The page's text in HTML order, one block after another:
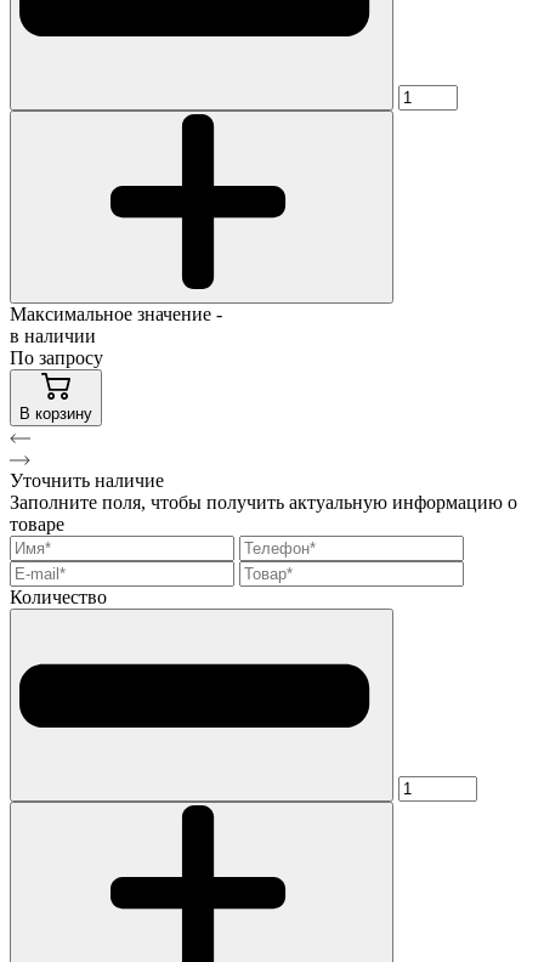
Максимальное значение -
в наличии
По запросу
В корзину
Уточнить наличие
Заполните поля, чтобы получить актуальную информацию о
товаре
Количество